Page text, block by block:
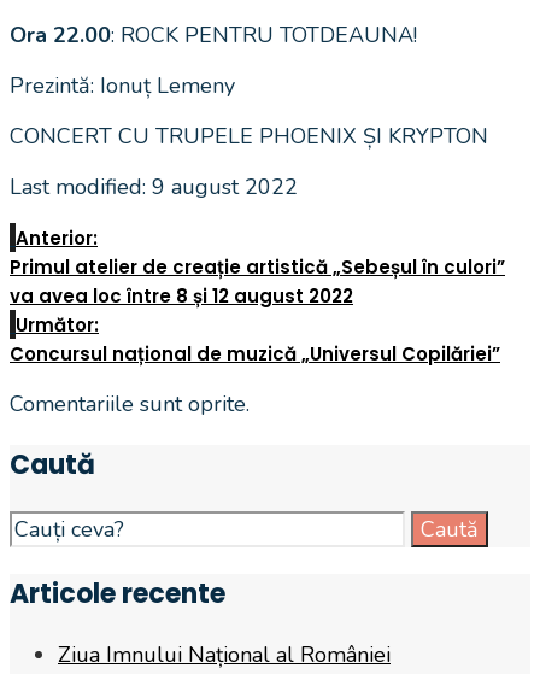
Ora 22.00: ROCK PENTRU TOTDEAUNA!
Prezintă: Ionuț Lemeny
CONCERT CU TRUPELE PHOENIX ȘI KRYPTON
Last modified: 9 august 2022
Anterior:
Primul atelier de creație artistică „Sebeșul în culori”
va avea loc între 8 și 12 august 2022
Următor:
Concursul național de muzică „Universul Copilăriei”
Comentariile sunt oprite.
Caută
Search
for:
Caută
Articole recente
Ziua Imnului Național al României